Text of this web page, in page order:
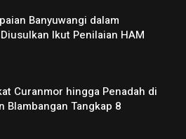
Banyuwangi dalam
Ikut Penilaian HAM
Curanmor hingga Penadah di
Blambangan Tangkap 8